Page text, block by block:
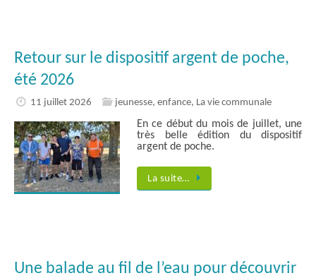
Retour sur le dispositif argent de poche,
été 2026
11 juillet 2026 jeunesse, enfance, La vie communale
En ce début du mois de juillet, une
très belle édition du dispositif
argent de poche.
La suite…
Une balade au fil de l’eau pour découvrir